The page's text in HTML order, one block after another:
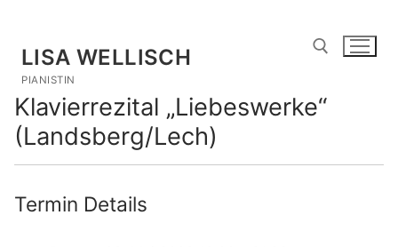
springen
LISA WELLISCH
PIANISTIN
Suchen nach:
Klavierrezital „Liebeswerke“
(Landsberg/Lech)
Termin Details